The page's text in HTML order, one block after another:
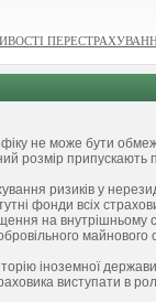
не може бути
розмір
ризиків у
фонди всіх
на внутрішньому
майнового
іноземної
виступати в